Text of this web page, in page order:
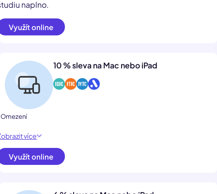
naplno.
Využít online
10 % sleva na Mac nebo iPad
Omezení
více
Využít online